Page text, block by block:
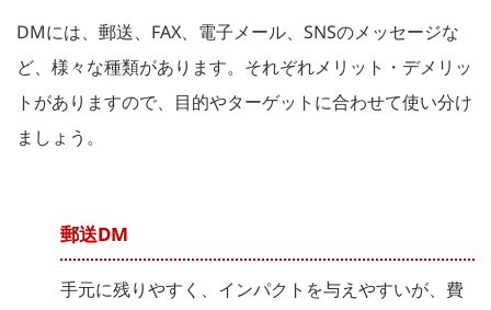
DMには、郵送、FAX、電子メール、SNSのメッセージな
ど、様々な種類があります。それぞれメリット・デメリッ
トがありますので、目的やターゲットに合わせて使い分け
ましょう。
郵送DM
手元に残りやすく、インパクトを与えやすいが、費